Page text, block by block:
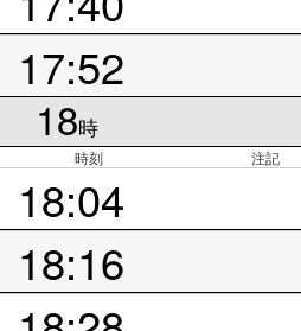
17:52
18時
時刻 注記
18:04
18:16